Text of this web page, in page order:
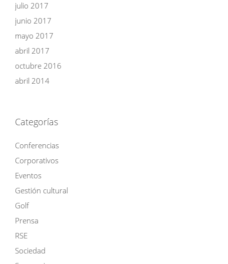
julio 2017
junio 2017
mayo 2017
abril 2017
octubre 2016
abril 2014
Categorías
Conferencias
Corporativos
Eventos
Gestión cultural
Golf
Prensa
RSE
Sociedad